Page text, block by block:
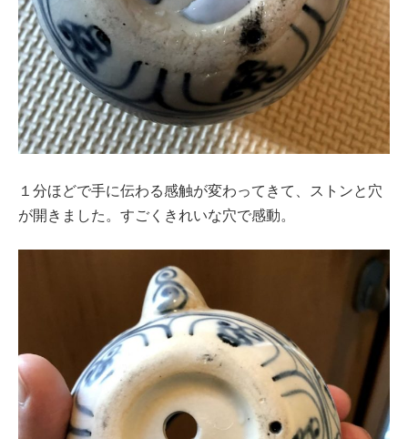
１分ほどで手に伝わる感触が変わってきて、ストンと穴
が開きました。すごくきれいな穴で感動。